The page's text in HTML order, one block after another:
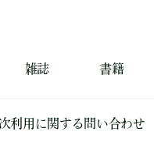
雑誌 書籍
利用に関する問い合わせ